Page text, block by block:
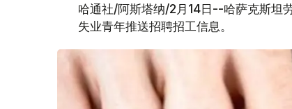
哈通社/阿斯塔纳/2月14日--哈萨克斯坦
失业青年推送招聘招工信息。